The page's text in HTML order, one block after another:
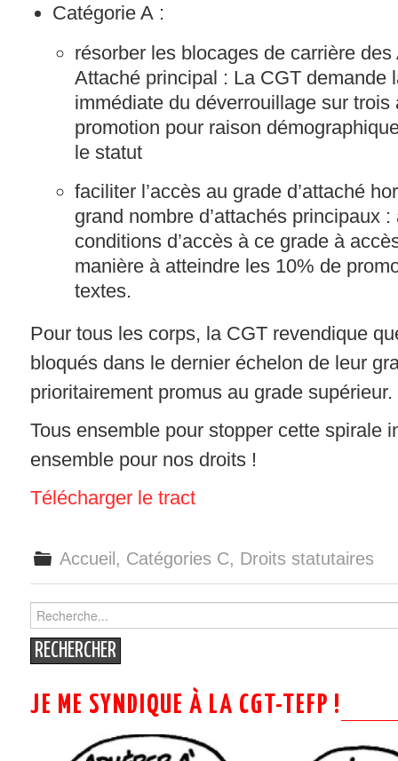
Catégorie A :
résorber les blocages de carrière des
Attaché principal : La CGT
immédiate du déverrouillage sur trois
promotion pour raison
le statut
faciliter l’accès au grade d’attaché
grand nombre d’attachés principaux
conditions d’accès à ce grade à
manière à atteindre les 10% de
textes.
Pour tous les corps, la CGT revendique
bloqués dans le dernier échelon de leur
prioritairement promus au grade supérieur.
Tous ensemble pour stopper cette spirale
ensemble pour nos droits !
Télécharger le tract
Accueil, Catégories C, Droits statutaires
Search
for:
JE ME SYNDIQUE À LA CGT-TEFP !